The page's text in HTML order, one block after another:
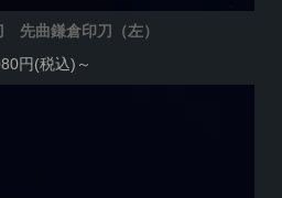
曲鎌倉印刀（左）
円(税込)～